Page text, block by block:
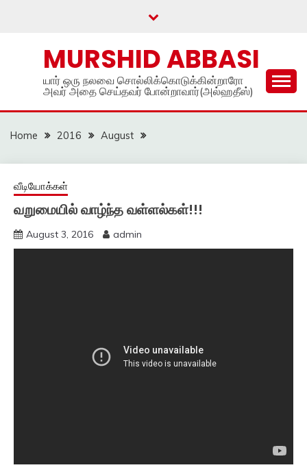
MURSHID ABBASI
யார் ஒரு நலவை சொல்லிக்கொடுக்கின்றாரோ
அவர் அதை செய்தவர் போன்றாவார்(அல்ஹதீஸ்)
Home 2016 August
வீடியோக்கள்
வறுமையில் வாழ்ந்த வள்ளல்கள்!!!
August 3, 2016 admin